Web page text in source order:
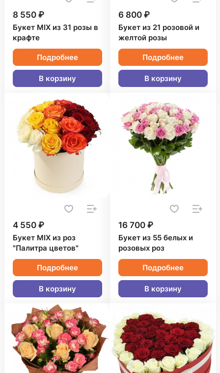
8 550 ₽
Букет MIX из 31 розы в
крафте
Подробнее
В корзину
6 800 ₽
Букет из 21 розовой и
желтой розы
Подробнее
В корзину
4 550 ₽
Букет MIX из роз
"Палитра цветов"
Подробнее
В корзину
16 700 ₽
Букет из 55 белых и
розовых роз
Подробнее
В корзину